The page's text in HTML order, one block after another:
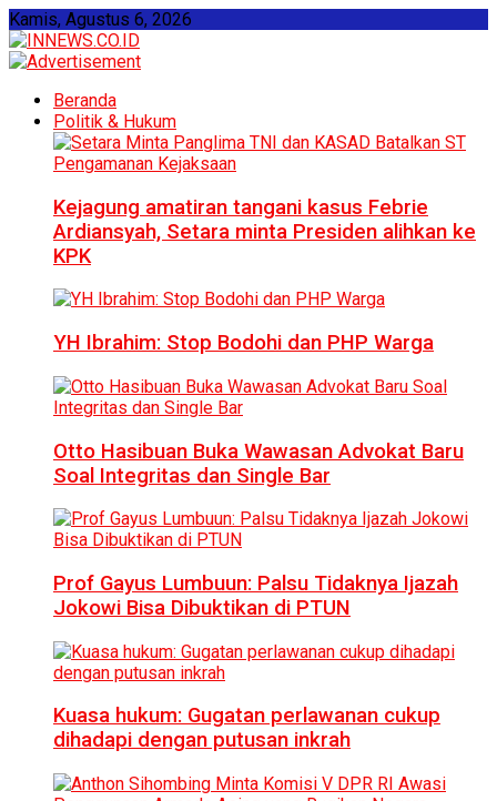
Kamis, Agustus 6, 2026
Beranda
Politik & Hukum
Kejagung amatiran tangani kasus Febrie
Ardiansyah, Setara minta Presiden alihkan ke
KPK
YH Ibrahim: Stop Bodohi dan PHP Warga
Otto Hasibuan Buka Wawasan Advokat Baru
Soal Integritas dan Single Bar
Prof Gayus Lumbuun: Palsu Tidaknya Ijazah
Jokowi Bisa Dibuktikan di PTUN
Kuasa hukum: Gugatan perlawanan cukup
dihadapi dengan putusan inkrah